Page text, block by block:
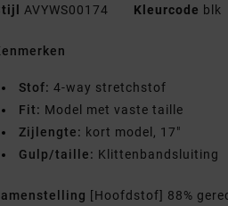
AVYWS00174 Kleurcode blk
Stof: 4-way stretchstof
Fit: Model met vaste taille
Zijlengte: kort model, 17"
Gulp/taille: Klittenbandsluiting
[Hoofdstof] 88%